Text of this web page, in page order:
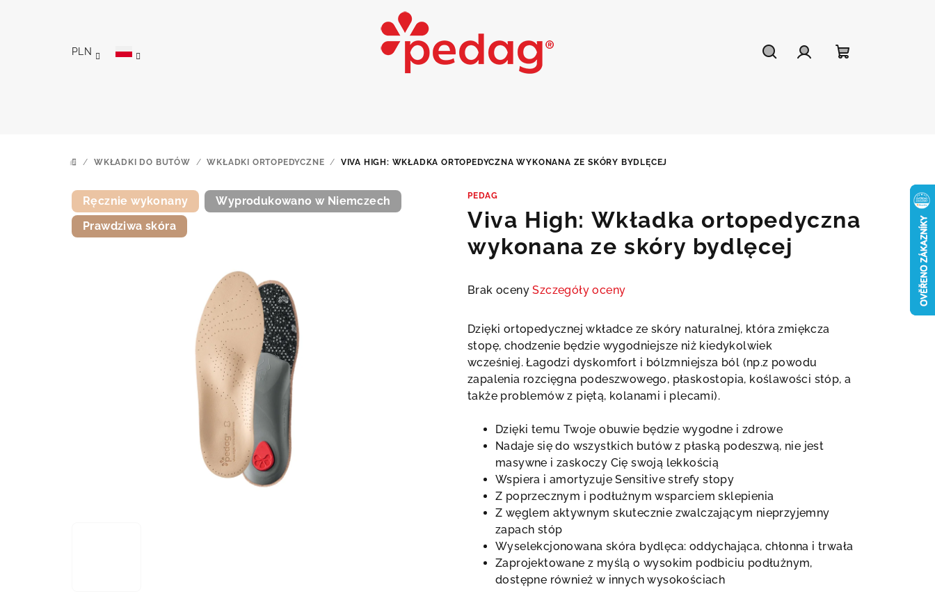
PLN
HOME
/ WKŁADKI DO BUTÓW / WKŁADKI ORTOPEDYCZNE / VIVA HIGH: WKŁADKA ORTOPEDYCZNA WYKONANA ZE SKÓRY BYDLĘCEJ
PEDAG
Viva High: Wkładka ortopedyczna
wykonana ze skóry bydlęcej
Średnia
produktu
wynosi
5
gwiazdek.
Brak oceny Szczegóły oceny
Dzięki ortopedycznej wkładce ze skóry naturalnej, która zmiękcza
stopę, chodzenie będzie wygodniejsze niż kiedykolwiek
wcześniej. Łagodzi dyskomfort i bólzmniejsza ból (np.z powodu
zapalenia rozcięgna podeszwowego, płaskostopia, koślawości stóp, a
także problemów z piętą, kolanami i plecami).
Dzięki temu Twoje obuwie będzie wygodne i zdrowe
Nadaje się do wszystkich butów z płaską podeszwą, nie jest
masywne i zaskoczy Cię swoją lekkością
Wspiera i amortyzuje Sensitive strefy stopy
Z poprzecznym i podłużnym wsparciem sklepienia
Z węglem aktywnym skutecznie zwalczającym nieprzyjemny
zapach stóp
Wyselekcjonowana skóra bydlęca: oddychająca, chłonna i trwała
Zaprojektowane z myślą o wysokim podbiciu podłużnym,
dostępne również w innych wysokościach
Ręcznie wykonany
Wyprodukowano w Niemczech
Prawdziwa skóra